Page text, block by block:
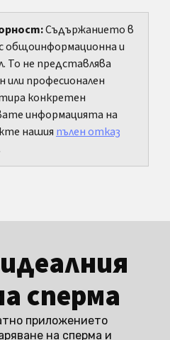
след всяко бръснене.
но не е
и не е автоматична
кожата. Важното е кое
и физически поносимо
Съдържанието в
общоинформационна и
То не представлява
или професионален
конкретен
информацията на
нашияпълен отказ
сперма
приложението
на сперма и